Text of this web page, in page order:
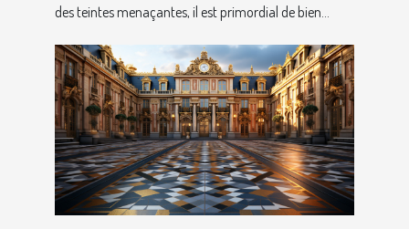
des teintes menaçantes, il est primordial de bien...